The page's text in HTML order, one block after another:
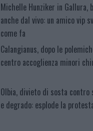
Michelle Hunziker in Gallura,
anche dal vivo: un amico vip
come fa
Calangianus, dopo le
centro accoglienza minori
Olbia, divieto di sosta contro
e degrado: esplode la